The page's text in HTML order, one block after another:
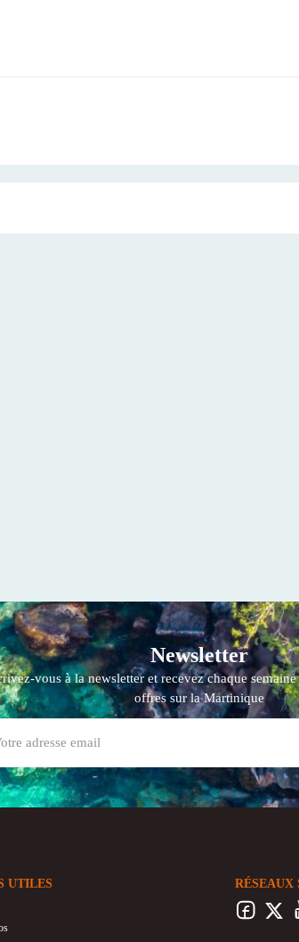
Newsletter
vous à la newsletter et recevez chaque
offres sur la Martinique
UTILES RÉSEAUX